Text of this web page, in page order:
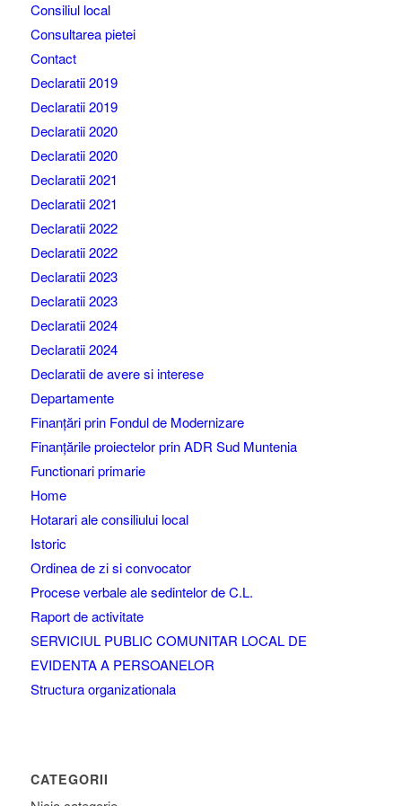
Consiliul local
Consultarea pietei
Contact
Declaratii 2019
Declaratii 2019
Declaratii 2020
Declaratii 2020
Declaratii 2021
Declaratii 2021
Declaratii 2022
Declaratii 2022
Declaratii 2023
Declaratii 2023
Declaratii 2024
Declaratii 2024
Declaratii de avere si interese
Departamente
Finanțări prin Fondul de Modernizare
Finanțările proiectelor prin ADR Sud Muntenia
Functionari primarie
Home
Hotarari ale consiliului local
Istoric
Ordinea de zi si convocator
Procese verbale ale sedintelor de C.L.
Raport de activitate
SERVICIUL PUBLIC COMUNITAR LOCAL DE
EVIDENTA A PERSOANELOR
Structura organizationala
CATEGORII